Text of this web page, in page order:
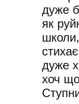
дуже
як
дуже
хоч